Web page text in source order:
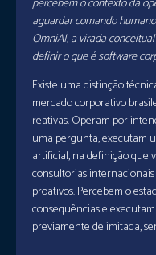
percebem o contexto da
aguardar comando
OmniAI, a virada
definir o que é software
Existe uma distinção
mercado corporativo
reativas. Operam por
uma pergunta, executam
artificial, na definição que
consultorias
proativos. Percebem o
consequências e
previamente delimitada,